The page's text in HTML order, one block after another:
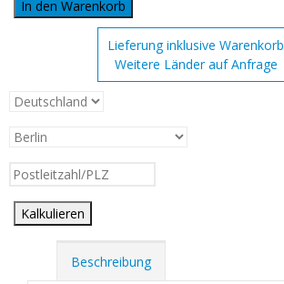
In den Warenkorb
Lieferung inklusive Warenkorb
Weitere Länder auf Anfrage
Kalkulieren
Beschreibung